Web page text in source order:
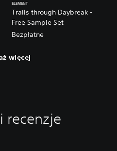
Trails through Daybreak -
Free Sample Set
ELEMENT
Bezpłatne
więcej
recenzje